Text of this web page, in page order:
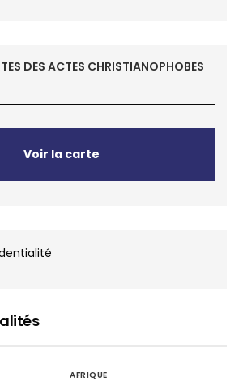
DES ACTES CHRISTIANOPHOBES
Voir la carte
AFRIQUE